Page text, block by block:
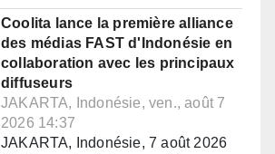
Coolita lance la première alliance
des médias FAST d'Indonésie en
collaboration avec les principaux
diffuseurs
JAKARTA, Indonésie, ven., août 7
2026 14:37
JAKARTA, Indonésie, 7 août 2026